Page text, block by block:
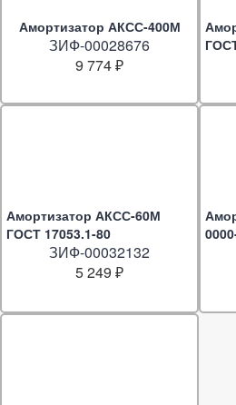
Амортизатор АКСС-400М
ЗИФ-00028676
9 774 ₽
Амортизатор АКСС-60М
ГОСТ 17053.1-80
ЗИФ-00032132
5 249 ₽